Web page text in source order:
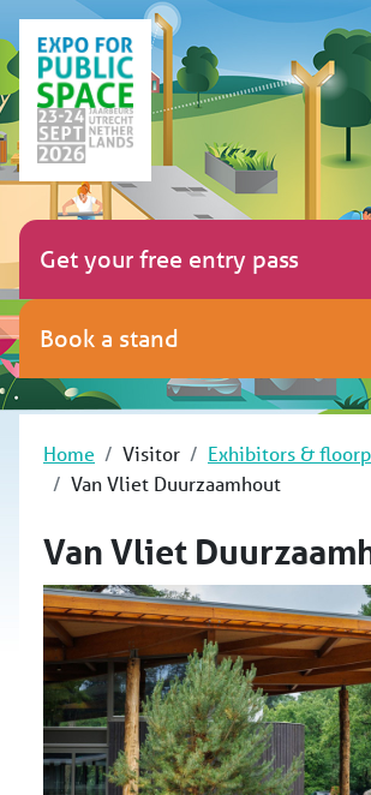
Get your free entry pass
Book a stand
Home Visitor
Exhibitors &
Van Vliet Duurzaamhout
Van Vliet